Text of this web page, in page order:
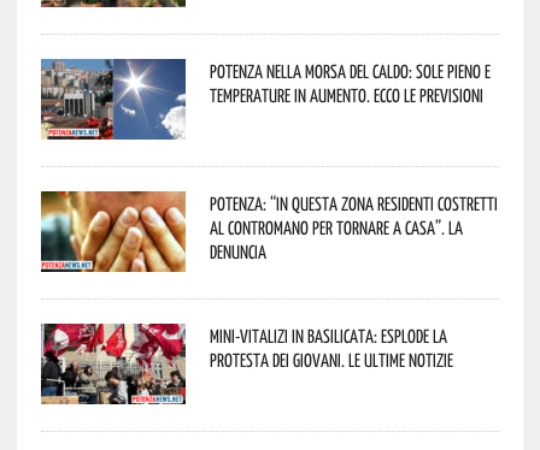
Potenza nella morsa del caldo: sole pieno e
temperature in aumento. Ecco le previsioni
Potenza: “In questa zona residenti costretti
al contromano per tornare a casa”. La
denuncia
Mini-vitalizi in Basilicata: esplode la
protesta dei giovani. Le ultime notizie